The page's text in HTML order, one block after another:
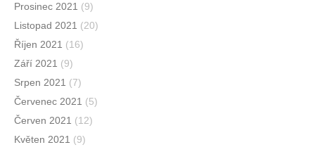
Prosinec 2021 (9)
Listopad 2021 (20)
Říjen 2021 (16)
Září 2021 (9)
Srpen 2021 (7)
Červenec 2021 (5)
Červen 2021 (12)
Květen 2021 (9)